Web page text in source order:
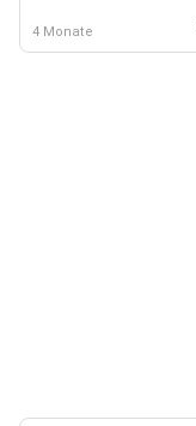
4 Monate